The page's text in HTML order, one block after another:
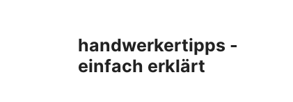
handwerkertipps -
einfach erklärt